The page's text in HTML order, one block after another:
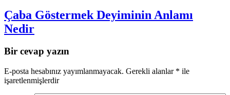
Çaba Göstermek Deyiminin Anlamı
Nedir
Bir cevap yazın
E-posta hesabınız yayımlanmayacak. Gerekli alanlar * ile
işaretlenmişlerdir